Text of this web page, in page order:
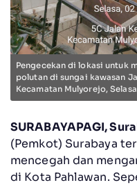
Pengecekan di lokasi untuk
polutan di sungai kawasan
Kecamatan Mulyorejo,
SURABAYAPAGI,
(Pemkot) Surabaya
mencegah dan
di Kota Pahlawan.